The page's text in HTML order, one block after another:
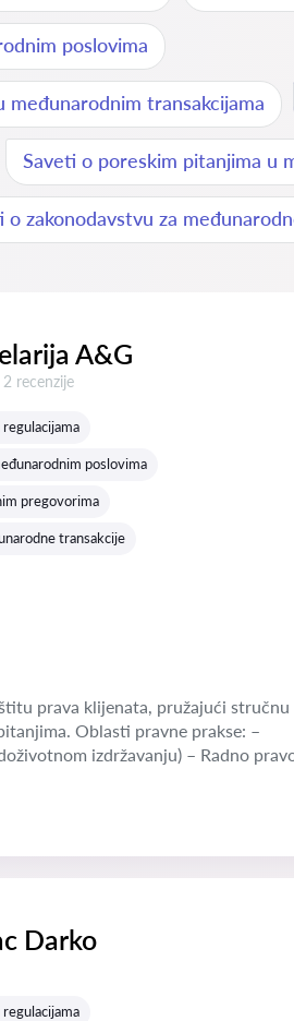
poslovima
transakcijama
Saveti o poreskim pitanjima u
o zakonodavstvu za
A&G
Recenzija:
2 recenzije
poslovima
pregovorima
transakcije
prava klijenata, pružajući stručnu
Oblasti pravne prakse: –
izdržavanju) – Radno
Darko